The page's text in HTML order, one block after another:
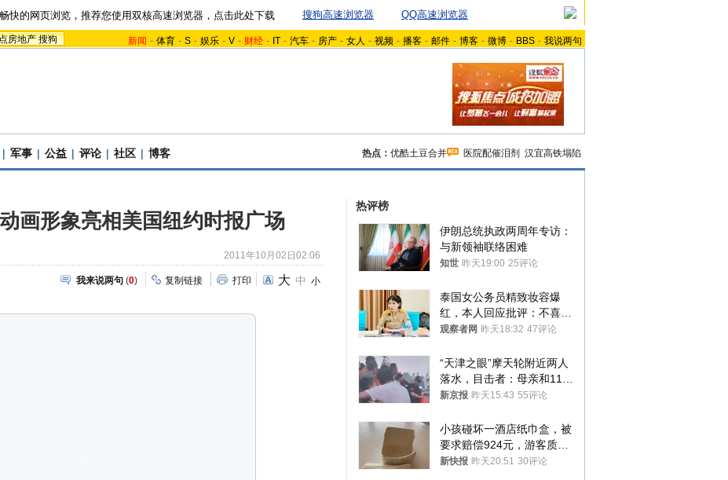
快的网页浏览，推荐您使用双核高速浏览器，点击此处下载 搜狗高速浏览器 QQ高速浏览器
房地产 搜狗 新闻 - 体育 - S - 娱乐 - V - 财经 - IT - 汽车 - 房产 - 女人 - 视频 - 播客 - 邮件 - 博客 - 微博 - BBS - 我说两句
| 军事 | 公益 | 评论 | 社区 | 博客 热点： 优酷土豆合并 医院配催泪剂 汉宜高铁塌陷
画形象亮相美国纽约时报广场
2011年10月02日02:06
我来说两句 (0) 复制链接 打印 大 中 小
热评榜
伊朗总统执政两周年专访：
与新领袖联络困难
知世 昨天19:00 25评论
泰国女公务员精致妆容爆
红，本人回应批评：不喜欢
就别看
观察者网 昨天18:32 47评论
“天津之眼”摩天轮附近两人
落水，目击者：母亲和11岁
儿子先后被打捞上岸
新京报 昨天15:43 55评论
小孩碰坏一酒店纸巾盒，被
要求赔偿924元，游客质疑
酒店房客物品超高标价，市
新快报 昨天20:51 30评论